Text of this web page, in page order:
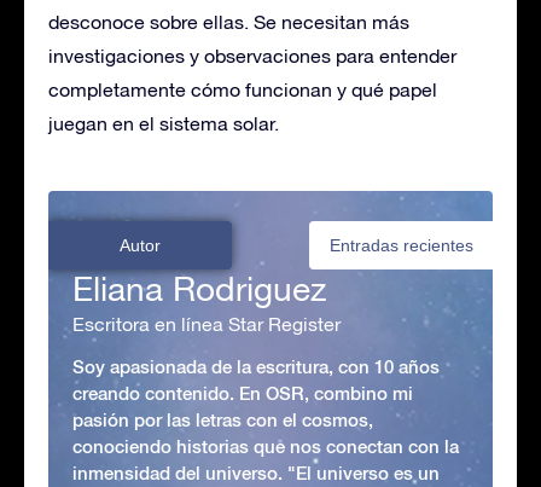
desconoce sobre ellas. Se necesitan más
investigaciones y observaciones para entender
completamente cómo funcionan y qué papel
juegan en el sistema solar.
Autor Entradas recientes
Eliana Rodriguez
Escritora en línea Star Register
Soy apasionada de la escritura, con 10 años
creando contenido. En OSR, combino mi
pasión por las letras con el cosmos,
conociendo historias que nos conectan con la
inmensidad del universo. "El universo es un